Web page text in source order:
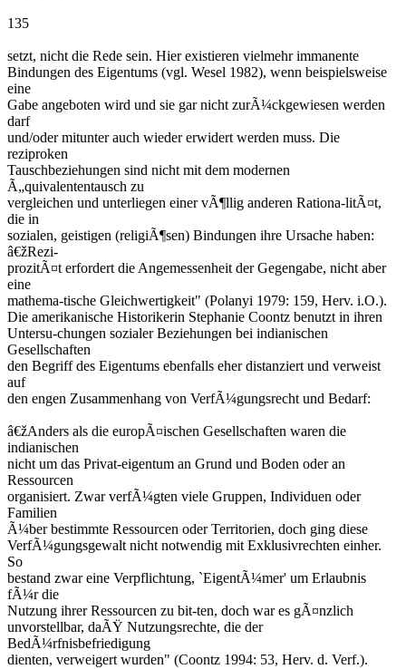
135
setzt, nicht die Rede sein. Hier existieren vielmehr immanente
Bindungen des Eigentums (vgl. Wesel 1982), wenn beispielsweise
eine
Gabe angeboten wird und sie gar nicht zurÃ¼ckgewiesen werden
darf
und/oder mitunter auch wieder erwidert werden muss. Die
reziproken
Tauschbeziehungen sind nicht mit dem modernen
Ã„quivalententausch zu
vergleichen und unterliegen einer vÃ¶llig anderen Rationa-litÃ¤t,
die in
sozialen, geistigen (religiÃ¶sen) Bindungen ihre Ursache haben:
â€žRezi-
prozitÃ¤t erfordert die Angemessenheit der Gegengabe, nicht aber
eine
mathema-tische Gleichwertigkeit" (Polanyi 1979: 159, Herv. i.O.).
Die amerikanische Historikerin Stephanie Coontz benutzt in ihren
Untersu-chungen sozialer Beziehungen bei indianischen
Gesellschaften
den Begriff des Eigentums ebenfalls eher distanziert und verweist
auf
den engen Zusammenhang von VerfÃ¼gungsrecht und Bedarf:
â€žAnders als die europÃ¤ischen Gesellschaften waren die
indianischen
nicht um das Privat-eigentum an Grund und Boden oder an
Ressourcen
organisiert. Zwar verfÃ¼gten viele Gruppen, Individuen oder
Familien
Ã¼ber bestimmte Ressourcen oder Territorien, doch ging diese
VerfÃ¼gungsgewalt nicht notwendig mit Exklusivrechten einher.
So
bestand zwar eine Verpflichtung, `EigentÃ¼mer' um Erlaubnis
fÃ¼r die
Nutzung ihrer Ressourcen zu bit-ten, doch war es gÃ¤nzlich
unvorstellbar, daÃŸ Nutzungsrechte, die der
BedÃ¼rfnisbefriedigung
dienten, verweigert wurden" (Coontz 1994: 53, Herv. d. Verf.).